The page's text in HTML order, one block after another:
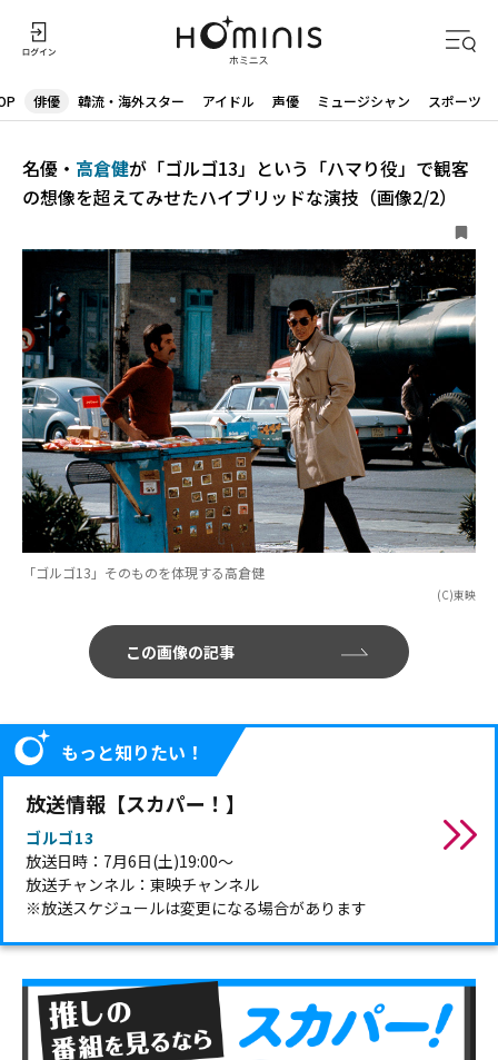
俳優 韓流・海外スター アイドル 声優 ミュージシャン スポーツ
名優・ 高倉健が「ゴルゴ13」という「ハマり役」で観客
の想像を超えてみせたハイブリッドな演技（画像2/2）
「ゴルゴ13」そのものを体現する高倉健
(C)東映
この画像の記事
もっと知りたい！
放送情報【スカパー！】
ゴルゴ13
放送日時：7月6日(土)19:00～
放送チャンネル：東映チャンネル
※放送スケジュールは変更になる場合があります